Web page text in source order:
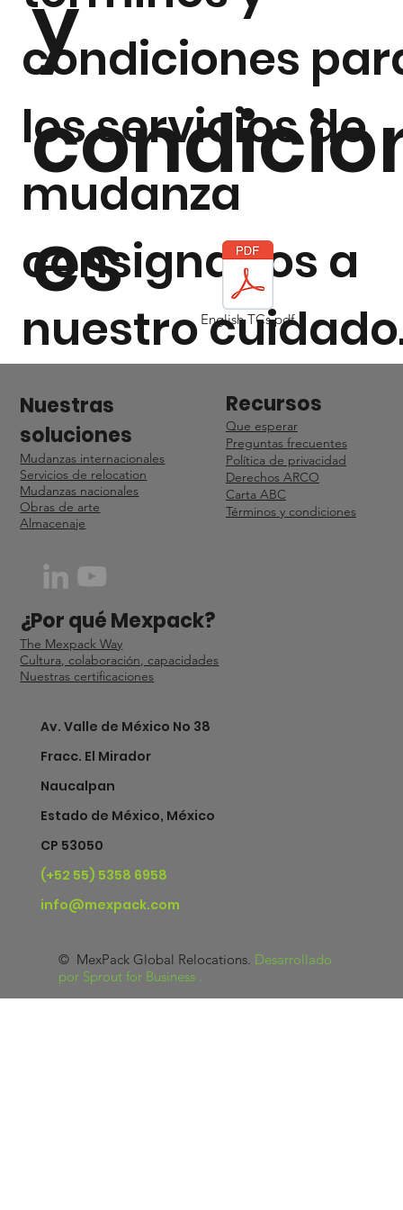
y
es
condiciones
los servicios de
mudanza
consignados a
nuestro English TCs.pdf
© MexPack Global Relocations. Desarrollado
por Sprout for Business .
Nuestras
soluciones
Mudanzas internacionales
Servicios de relocation
Mudanzas nacionales
Obras de arte
Almacenaje
Recursos
Que esperar
Preguntas frecuentes
Política de privacidad
Derechos ARCO
Carta ABC
Términos y condiciones
¿Por qué Mexpack?
The Mexpack Way
Cultura, colaboración, capacidades
Nuestras certificaciones
Av. Valle de México No 38
Fracc. El Mirador
Naucalpan
Estado de México, México
CP 53050
(+52 55) 5358 6958
info@mexpack.com